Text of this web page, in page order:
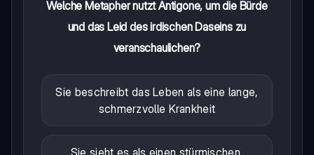
Welche Metapher nutzt Antigone, um die Bürde
und das Leid des irdischen Daseins zu
veranschaulichen?
Sie beschreibt das Leben als eine lange,
schmerzvolle Krankheit
Sie sieht es als einen stürmischen,